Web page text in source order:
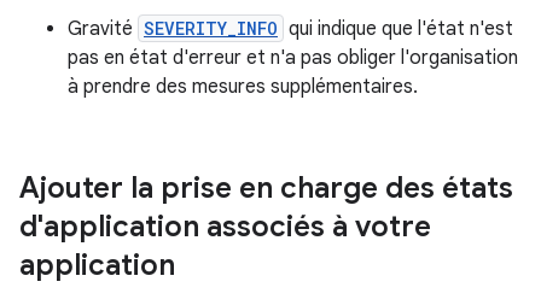
Gravité SEVERITY_INFO qui indique que l'état n'est
pas en état d'erreur et n'a pas obliger l'organisation
à prendre des mesures supplémentaires.
Ajouter la prise en charge des états
d'application associés à votre
application